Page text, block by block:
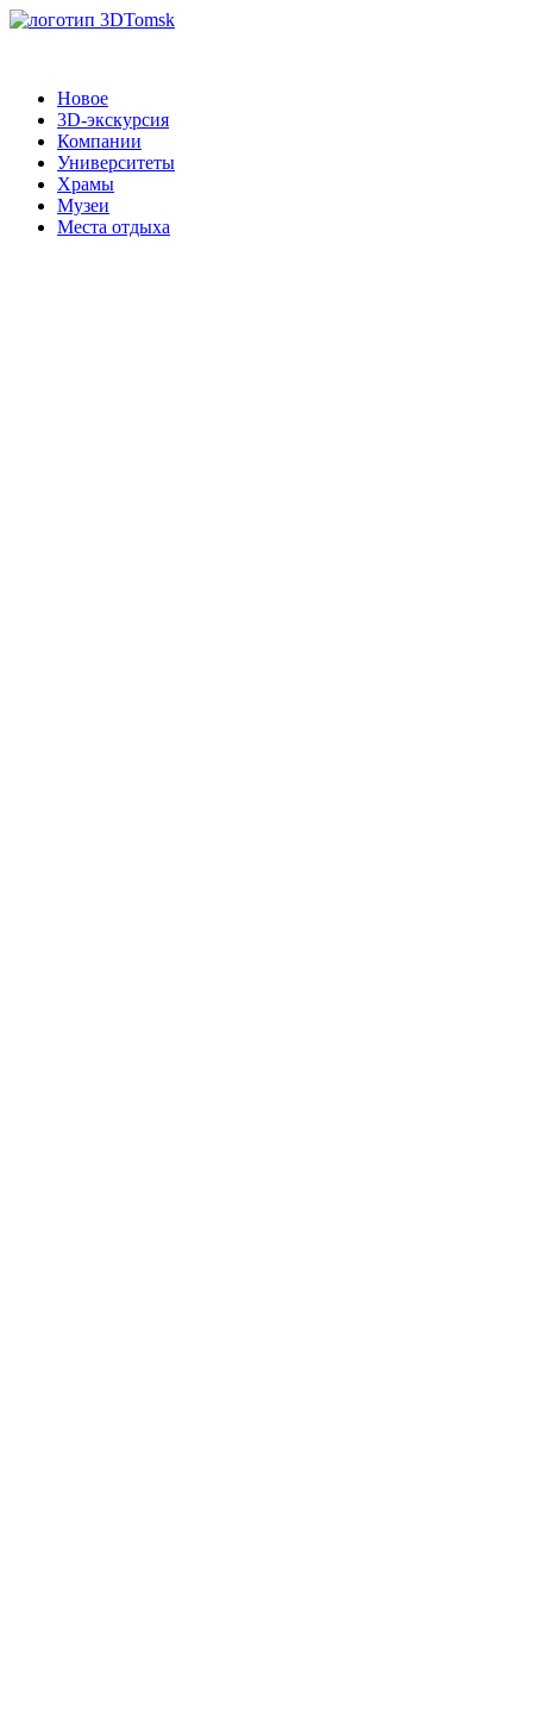
Новое
3D-экскурсия
Компании
Университеты
Храмы
Музеи
Места отдыха